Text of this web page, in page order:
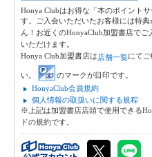
Honya Clubはお得な「本のポイント
す。ご入会いただいたお客様には特典
ん！お近くのHonyaClub加盟書店でご
いただけます。
Honya Club加盟書店は店舗一覧にて
い。
のマークが目印です。
HonyaClub会員規約
個人情報の取扱いに関する規程
※上記は加盟書店店頭で使用できる
ドの規約です。